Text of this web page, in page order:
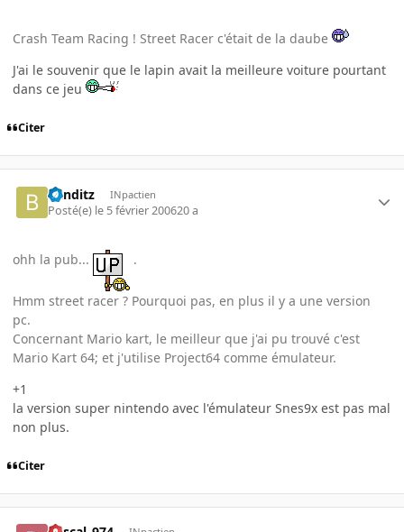
Crash Team Racing ! Street Racer c'était de la daube
J'ai le souvenir que le lapin avait la meilleure voiture pourtant
dans ce jeu
Citer
banditz INpactien
Posté(e) le 5 février 200620 a
ohh la pub... .
Hmm street racer ? Pourquoi pas, en plus il y a une version
pc.
Concernant Mario kart, le meilleur que j'ai pu trouvé c'est
Mario Kart 64; et j'utilise Project64 comme émulateur.
+1
la version super nintendo avec l'émulateur Snes9x est pas mal
non plus.
Citer